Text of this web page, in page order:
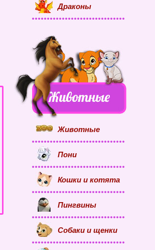
Драконы
Животные
Пони
Кошки и котята
Пингвины
Собаки и щенки